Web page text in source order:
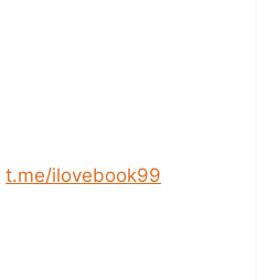
t.me/ilovebook99